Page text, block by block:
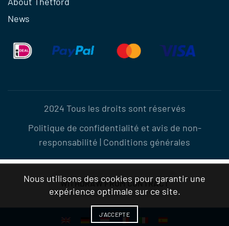
News
2024 Tous les droits sont réservés
Politique de confidentialité et avis de non-
responsabilité | Conditions générales
WITHDRAW FROM CONTRACT
Nous utilisons des cookies pour garantir une
expérience optimale sur ce site.
J'ACCEPTE